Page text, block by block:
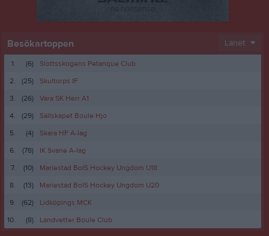
Besökartoppen Länet
1. (6)
Slottsskogens Petanque Club
2.
(25)
Skultorps IF
3.
(26)
Vara SK Herr A1
4.
(29)
Sällskapet Boule Hjo
5.
(4)
Skara HF A-lag
6.
(78)
IK Svane A-lag
7.
(10)
Mariestad BoIS Hockey Ungdom U18
8.
(13)
Mariestad BoIS Hockey Ungdom U20
9.
(62)
Lidköpings MCK
10.
(8) Landvetter Boule Club